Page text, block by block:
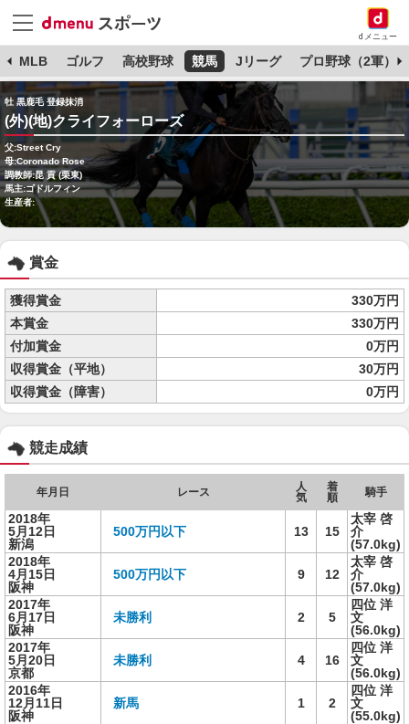
dメニュー
MLB ゴルフ 高校野球 競馬 Jリーグ プロ野球（2軍）
牡 黒鹿毛 登録抹消
(外)(地)クライフォーローズ
父:Street Cry
母:Coronado Rose
調教師:昆 貢 (栗東)
馬主:ゴドルフィン
生産者:
賞金
獲得賞金
330万円
本賞金
330万円
付加賞金
0万円
収得賞金（平地）
30万円
収得賞金（障害）
0万円
競走成績
年月日 レース
人
気
着
順
騎手
2018年
5月12日
新潟
500万円以下 13 15
太宰 啓
介
(57.0kg)
2018年
4月15日
阪神
500万円以下 9 12
太宰 啓
介
(57.0kg)
2017年
6月17日
阪神
未勝利 2 5
四位 洋
文
(56.0kg)
2017年
5月20日
京都
未勝利 4 16
四位 洋
文
(56.0kg)
2016年
12月11日
阪神
新馬 1 2
四位 洋
文
(55.0kg)